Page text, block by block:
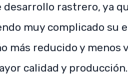
desarrollo rastrero, ya
muy complicado su
más reducido y menos
calidad y